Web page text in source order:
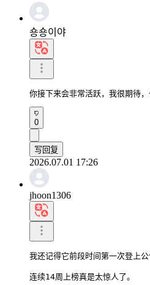
숑숑이야
你接下来会非常活跃，我很期待，
0
写回复
2026.07.01 17:26
jhoon1306
我还记得它前段时间第一次登上公
连续14周上榜真是太惊人了。